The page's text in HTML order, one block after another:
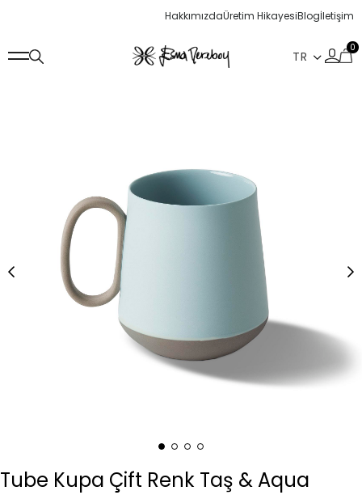
HakkımızdaÜretim HikayesiBlogİletişim
0
Tube Kupa Çift Renk Taş & Aqua